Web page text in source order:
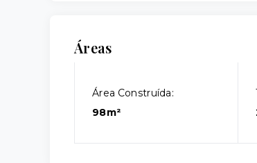
Áreas
Área Construída:
98m²